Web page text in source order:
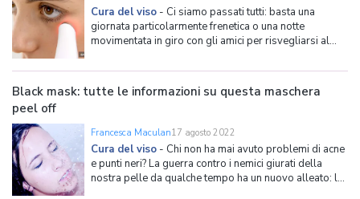
Cura del viso - Ci siamo passati tutti: basta una
giornata particolarmente frenetica o una notte
movimentata in giro con gli amici per risvegliarsi al
borse sotto gli occhi, del resto, sono un fastidioso
inestetismo che riguarda indistintamente uomini e
donne, giovan
Black mask: tutte le informazioni su questa maschera
peel off
Francesca Maculan17 agosto 2022
Cura del viso - Chi non ha mai avuto problemi di acne
e punti neri? La guerra contro i nemici giurati della
nostra pelle da qualche tempo ha un nuovo alleato: la